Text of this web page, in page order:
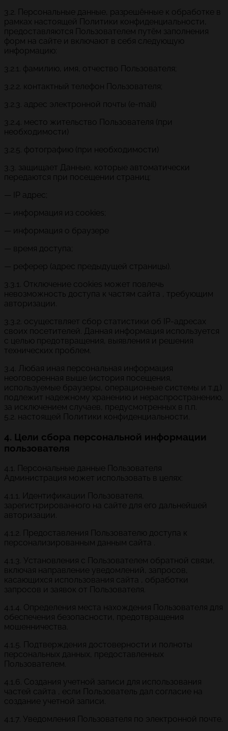
3.2. Персональные данные, разрешённые к обработке в
рамках настоящей Политики конфиденциальности,
предоставляются Пользователем путём заполнения
форм на сайте и включают в себя следующую
информацию:
3.2.1. фамилию, имя, отчество Пользователя;
3.2.2. контактный телефон Пользователя;
3.2.3. адрес электронной почты (e-mail)
3.2.4. место жительство Пользователя (при
необходимости)
3.2.5. фотографию (при необходимости)
3.3. защищает Данные, которые автоматически
передаются при посещении страниц:
— IP адрес;
— информация из cookies;
— информация о браузере
— время доступа;
— реферер (адрес предыдущей страницы).
3.3.1. Отключение cookies может повлечь
невозможность доступа к частям сайта , требующим
авторизации.
3.3.2. осуществляет сбор статистики об IP-адресах
своих посетителей. Данная информация используется
с целью предотвращения, выявления и решения
технических проблем.
3.4. Любая иная персональная информация
неоговоренная выше (история посещения,
используемые браузеры, операционные системы и т.д.)
подлежит надежному хранению и нераспространению,
за исключением случаев, предусмотренных в п.п.
5.2. настоящей Политики конфиденциальности.
4. Цели сбора персональной информации
пользователя
4.1. Персональные данные Пользователя
Администрация может использовать в целях:
4.1.1. Идентификации Пользователя,
зарегистрированного на сайте для его дальнейшей
авторизации.
4.1.2. Предоставления Пользователю доступа к
персонализированным данным сайта .
4.1.3. Установления с Пользователем обратной связи,
включая направление уведомлений, запросов,
касающихся использования сайта , обработки
запросов и заявок от Пользователя.
4.1.4. Определения места нахождения Пользователя для
обеспечения безопасности, предотвращения
мошенничества.
4.1.5. Подтверждения достоверности и полноты
персональных данных, предоставленных
Пользователем.
4.1.6. Создания учетной записи для использования
частей сайта , если Пользователь дал согласие на
создание учетной записи.
4.1.7. Уведомления Пользователя по электронной почте.